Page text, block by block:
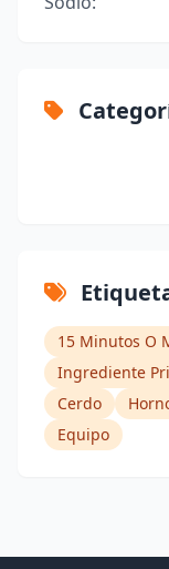
15 Minutos O
Ingrediente
Cerdo
Equipo